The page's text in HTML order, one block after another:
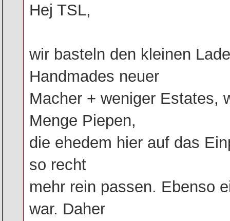
Hej TSL,
wir basteln den kleinen
Handmades neuer
Macher + weniger Estates,
Menge Piepen,
die ehedem hier auf das
so recht
mehr rein passen. Ebenso
war. Daher